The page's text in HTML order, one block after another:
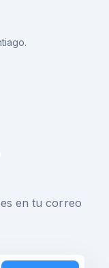
en tu correo